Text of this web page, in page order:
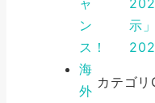
ン
ス！
海
外
示
カテゴリ